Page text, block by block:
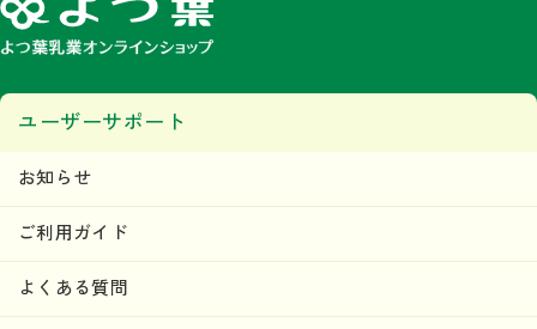
ユーザーサポート
お知らせ
ご利用ガイド
よくある質問